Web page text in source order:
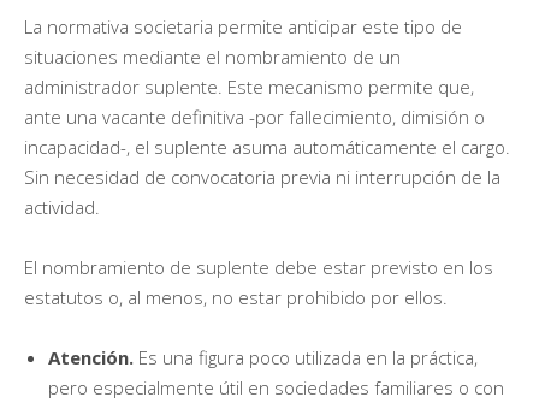
La normativa societaria permite anticipar este tipo de
situaciones mediante el nombramiento de un
administrador suplente. Este mecanismo permite que,
ante una vacante definitiva -por fallecimiento, dimisión o
incapacidad-, el suplente asuma automáticamente el cargo.
Sin necesidad de convocatoria previa ni interrupción de la
actividad.
El nombramiento de suplente debe estar previsto en los
estatutos o, al menos, no estar prohibido por ellos.
Atención. Es una figura poco utilizada en la práctica,
pero especialmente útil en sociedades familiares o con